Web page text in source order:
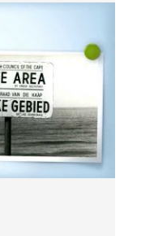
že
Komunisté